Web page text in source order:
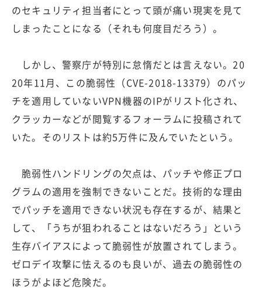
のセキュリティ担当者にとって頭が痛い現実を見て
しまったことになる（それも何度目だろう）。
しかし、警察庁が特別に怠惰だとは言えない。20
20年11月、この脆弱性（CVE-2018-13379）のパッ
チを適用していないVPN機器のIPがリスト化され、
クラッカーなどが閲覧するフォーラムに投稿されて
いた。そのリストは約5万件に及んでいたという。
脆弱性ハンドリングの欠点は、パッチや修正プロ
グラムの適用を強制できないことだ。技術的な理由
でパッチを適用できない状況も存在するが、結果と
して、「うちが狙われることはないだろう」という
生存バイアスによって脆弱性が放置されてしまう。
ゼロデイ攻撃に怯えるのも良いが、過去の脆弱性の
ほうがよほど危険だ。